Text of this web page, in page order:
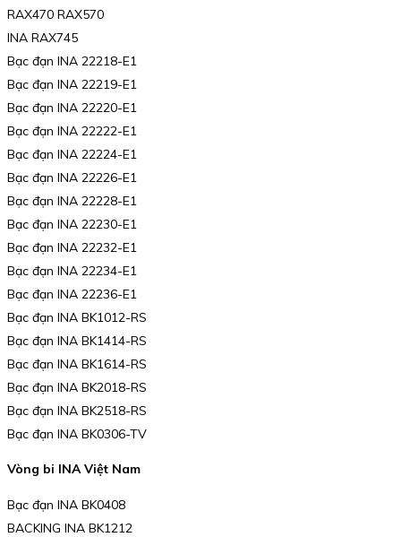
RAX470 RAX570
INA RAX745
Bạc đạn INA 22218-E1
Bạc đạn INA 22219-E1
Bạc đạn INA 22220-E1
Bạc đạn INA 22222-E1
Bạc đạn INA 22224-E1
Bạc đạn INA 22226-E1
Bạc đạn INA 22228-E1
Bạc đạn INA 22230-E1
Bạc đạn INA 22232-E1
Bạc đạn INA 22234-E1
Bạc đạn INA 22236-E1
Bạc đạn INA BK1012-RS
Bạc đạn INA BK1414-RS
Bạc đạn INA BK1614-RS
Bạc đạn INA BK2018-RS
Bạc đạn INA BK2518-RS
Bạc đạn INA BK0306-TV
Vòng bi INA Việt Nam
Bạc đạn INA BK0408
BACKING INA BK1212